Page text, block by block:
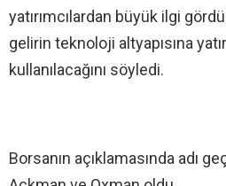
yatırımcılardan büyük ilgi
gelirin teknoloji altyapısına
kullanılacağını söyledi.
Borsanın açıklamasında adı